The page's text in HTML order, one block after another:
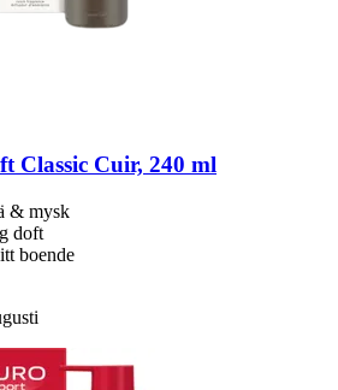
Classic Cuir, 240 ml
& mysk
doft
boende